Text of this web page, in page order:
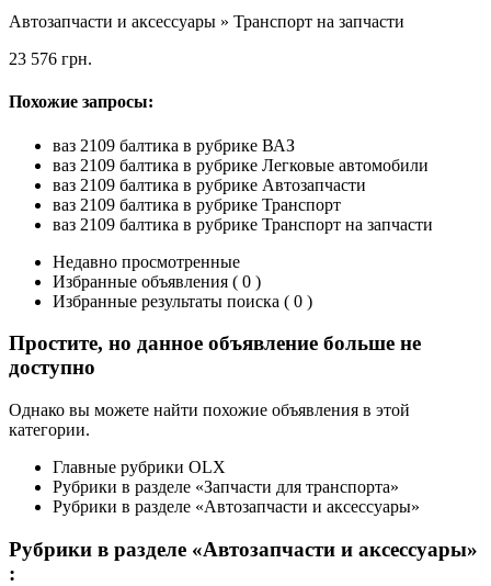
Автозапчасти и аксессуары » Транспорт на запчасти
23 576 грн.
Похожие запросы:
ваз 2109 балтика в рубрике ВАЗ
ваз 2109 балтика в рубрике Легковые автомобили
ваз 2109 балтика в рубрике Автозапчасти
ваз 2109 балтика в рубрике Транспорт
ваз 2109 балтика в рубрике Транспорт на запчасти
Недавно просмотренные
Избранные объявления ( 0 )
Избранные результаты поиска ( 0 )
Простите, но данное объявление больше не
доступно
Однако вы можете найти похожие объявления в этой
категории.
Главные рубрики OLX
Рубрики в разделе «Запчасти для транспорта»
Рубрики в разделе «Автозапчасти и аксессуары»
Рубрики в разделе «Автозапчасти и аксессуары»
: